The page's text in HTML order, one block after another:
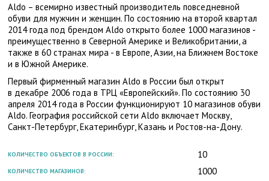
Aldo – всемирно известный производитель повседневной
обуви для мужчин и женщин. По состоянию на второй квартал
2014 года под брендом Aldo открыто более 1000 магазинов -
преимущественно в Северной Америке и Великобритании, а
также в 60 странах мира - в Европе, Азии, на Ближнем Востоке
и в Южной Америке.
Первый фирменный магазин Aldo в России был открыт
в декабре 2006 года в ТРЦ «Европейский». По состоянию 30
апреля 2014 года в России функционируют 10 магазинов обуви
Aldo. География российской сети Aldo включает Москву,
Санкт-Петербург, Екатеринбург, Казань и Ростов-на-Дону.
КОЛИЧЕСТВО ОБЪЕКТОВ В РОССИИ: 10
КОЛИЧЕСТВО МАГАЗИНОВ: 1000